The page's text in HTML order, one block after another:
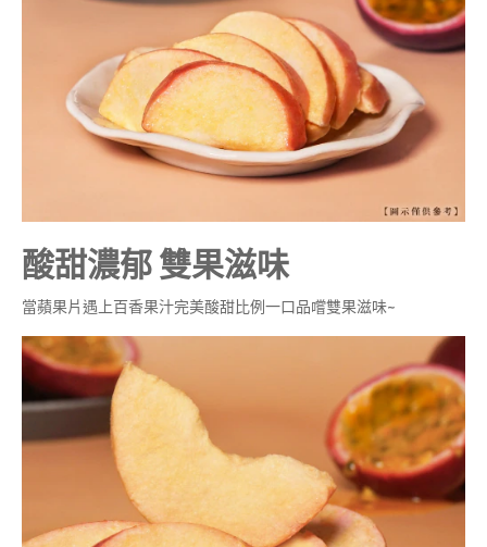
酸甜濃郁 雙果滋味
當蘋果片遇上百香果汁完美酸甜比例一口品嚐雙果滋味~